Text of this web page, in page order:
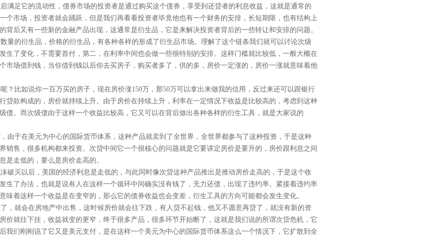
满足它的流动性，债券市场的投资者是通过购买这个债券，享受到还贷者的利息收益，这就是通常的
个市场，投资者就会踊跃，但是我们再看看投资者毕竟他也有一个财务的安排，长短期限，也有结构上
背后又有一些新的金融产品出现，这通常是衍生品，它是来解决投资者背后的一些转让和安排的问题。
量的衍生品，价格的衍生品，有各种各样的形成了衍生品市场。理解了这个链条我们就可以讨论次级
生了变化，不需要首付，第二，在利率中间也会做一些很特别的安排。这样门槛就比较低，一般大概在
市场借到钱，当你借到钱以后你去买房子，购买者多了，供的多，房价一定涨的，房价一涨就意味着他
比如说你一百万买的房子，现在房价涨150万，那50万可以拿出来做我的信用，反过来还可以跟银行
贷款构成的，房价就持续上升。由于房价在持续上升，利率在一定情况下收益是比较高的，考虑到这种
债。而次级债由于这样一个收益比较高，它又可以在背后做出各种各样的衍生工具，就是大家说的
由于在美元为中心的国际货币体系，这种产品就卖到了全世界，全世界都参与了这种投资，于是这种
销售，很多机构都来投资。次贷中间它一个很核心的问题就是它要讲定房价是要升的，房价跟利息之间
是走低的，要么是房价走高的。
破灭以后，美国的经济利息是走低的，与此同时像次贷这种产品推出是推动房价走高的，于是这个收
生了办法，也就是说有人在这样一个循环中间确实没有钱了，无力还债，出现了违约率。紧接着违约率
味着这样一个收益是在变窄的，那么它的债券收益也会变差，衍生工具的方向可能都会发生变化。
，就会在房地产中出售，这时候房价就会往下跌，有人贷不起钱，他又不愿意再贷了，就没有新的资
价就往下挂，收益就变的更窄，终于很多产品，很多环节开始断了，这就是我们说的所谓次贷危机，它
我们刚刚说了它又是美元支付，是在这样一个美元为中心的国际货币体系这么一个情况下，它扩散到全